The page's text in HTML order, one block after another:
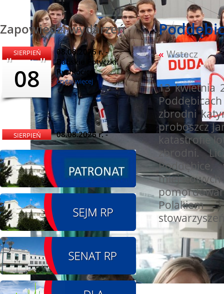
Zapowiedzi wydarzeń
SIERPIEŃ
08
08.08.2026 r. -
Babskie Potyczki.
Rychłocice
czytaj więcej
SIERPIEŃ
08
08.08.2026 r. -
Dożynki i
SIERPIEŃ
08
08.08.2026 r. - Piknik
integracyjny. Krępa
60 u Sołtysa
« Wstecz
Z
13
zbrodni
proboszcz
katastrofie
zbrodni.
Poddębice,
Polakiem -